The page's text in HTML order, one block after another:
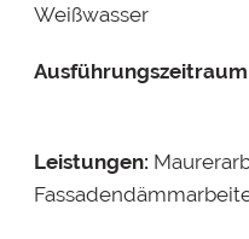
Weißwasser
Leistungen: